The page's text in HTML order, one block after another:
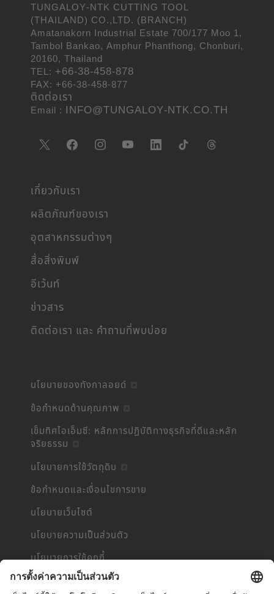
TUNGALOY-NTK CUTTING TOOL
(THAILAND) CO.,LTD. (BRANCH)
Amatanakorn Industrial Estate 700/177 Moo 1,
Tambol Bankao, Amphur Phanthong, Chonburi,
20160, Thailand
TEL: +66-38-458-878
FAX: +66-38-458-877
ติดต่อเรา
Email : INFO@TUNGALOY-NTK.CO.TH
เกี่ยวกับเรา
ผลิตภัณฑ์ของเรา
อุตสาหกรรมต่างๆ
สื่อสิ่งพิมพ์
อีเว้นท์
ข่าวสาร
ติดต่อเรา และ คำถามที่พบบ่อย
นโยบายของทังกาลอยด์
ข้อกำหนดด้านคุณภาพ
เข็มทิศไอเอ็มซี: หลักการปฏิบัติทางธุรกิจที่ดีและหลัก
จริยธรรม
นโยบายการใช้วัตถุดิบ
ข้อกำหนดและเงื่อนไขการขาย
นโยบายเว็บไซต์
นโยบายความเป็นส่วนตัว
นโยบายการใช้คุกกี้
ข้อมูลเกี่ยวกับคุ๊กกี้